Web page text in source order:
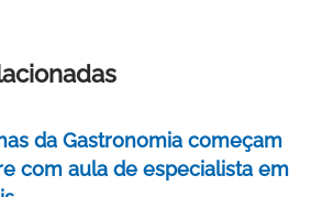
da Gastronomia começam
com aula de especialista em